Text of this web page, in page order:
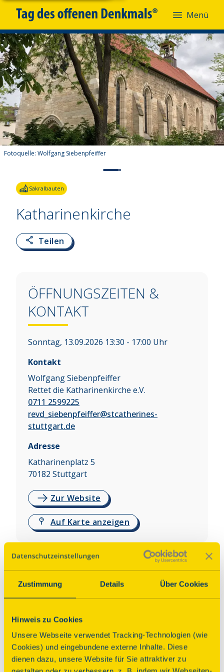
Zustimmung Details Über Cookies
Hinweis zu Cookies
Unsere Webseite verwendet Tracking-Technologien (wie
Cookies) und eingebundene externe Inhalte. Diese
dienen dazu, unsere Website für Sie attraktiver zu
Menü
Fotoquelle: Wolfgang Siebenpfeiffer
Sakralbauten
Katharinenkirche
Teilen
ÖFFNUNGSZEITEN &
KONTAKT
Sonntag, 13.09.2026 13:30 - 17:00 Uhr
Kontakt
Wolfgang Siebenpfeiffer
Rettet die Katharinenkirche e.V.
0711 2599225
revd_siebenpfeiffer@stcatherines-
stuttgart.de
Adresse
Katharinenplatz 5
70182 Stuttgart
Zur Website
Auf Karte anzeigen
Über dieses Denkmal
Die Katharinenkirche wurde im Jahr 1865 als
Englische Kirche im neugotischen Stil errichtet.
wieder aufgebaut und steht zwei
Kirchengemeinden zur Verfügung: Der alt-
katholischen Gemeinde St. Katharina und der
anglikanischen Gemeinde St. Catherine (Teil der
Kirche von England), die untereinander in voller